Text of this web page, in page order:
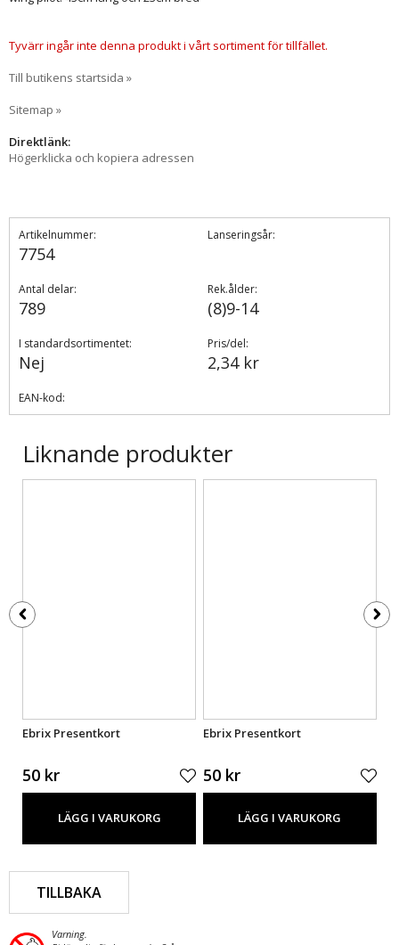
Tyvärr ingår inte denna produkt i vårt sortiment för tillfället.
Till butikens startsida »
Sitemap »
Direktlänk:
Högerklicka och kopiera adressen
Artikelnummer:
7754
Lanseringsår:
Antal delar:
789
Rek.ålder:
(8)9-14
I standardsortimentet:
Nej
Pris/del:
2,34 kr
EAN-kod:
Liknande produkter
Ebrix Presentkort
50 kr
LÄGG I VARUKORG
Ebrix Presentkort
50 kr
LÄGG I VARUKORG
TILLBAKA
Varning.